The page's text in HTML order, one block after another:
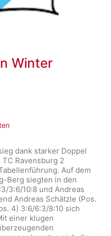
Winter
dank starker Doppel
Ravensburg 2
Auf dem
Berg siegten in den
3:6/10:8 und Andreas
Andreas Schätzle (Pos.
4) 3:6/6:3/8:10 sich
einer klugen